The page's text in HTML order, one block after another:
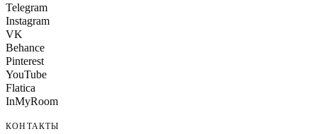
Telegram
Instagram
VK
Behance
Pinterest
YouTube
Flatica
InMyRoom
КОНТАКТЫ